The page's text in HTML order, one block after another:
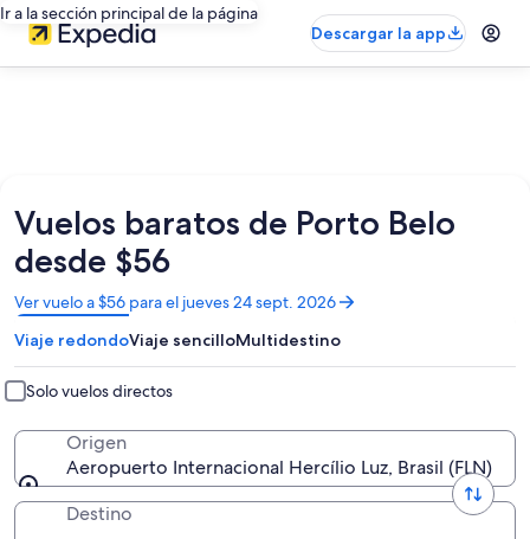
Ir a la sección principal de la página
Descargar la app
Vuelos baratos de Porto Belo
desde $56
Ver vuelo a $56 para el jueves 24 sept. 2026
Se
abrirá
en
una
nueva
ventana
Viaje redondoViaje sencilloMultidestino
Solo vuelos directos
Origen
Aeropuerto Internacional Hercílio Luz, Brasil (FLN)
Destino